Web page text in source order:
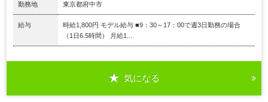
勤務地 東京都府中市
給与
時給1,800円 モデル給与 ■9：30～17：00で週3日勤務の場合
（1日6.5時間） 月給1...
気になる